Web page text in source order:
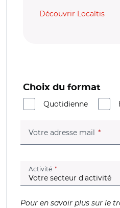
Découvrir Localtis
Choix du format
Quotidienne
Votre adresse mail
Activité (champ obligatoire)
Pour en savoir plus sur le